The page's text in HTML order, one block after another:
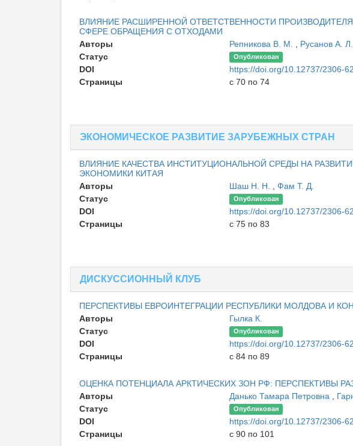
ВЛИЯНИЕ РАСШИРЕННОЙ ОТВЕТСТВЕННОСТИ
СФЕРЕ ОБРАЩЕНИЯ С ОТХОДАМИ
Авторы
Репникова В. М.
Русанов А. Л.
Статус
Опубликован
DOI
https://doi.org/10.12737/2306-
Страницы
с 70 по 74
ЭКОНОМИЧЕСКОЕ РАЗВИТИЕ ЗАРУБЕЖНЫХ СТРАН
ВЛИЯНИЕ КАЧЕСТВА ИНСТИТУЦИОНАЛЬНОЙ СРЕДЫ НА
ЭКОНОМИКИ КИТАЯ
Авторы
Шаш Н. Н.
Фам Т. Д.
Статус
Опубликован
DOI
https://doi.org/10.12737/2306-
Страницы
с 75 по 83
ДИСКУССИОННЫЙ КЛУБ
ПЕРСПЕКТИВЫ ЕВРОИНТЕГРАЦИИ РЕСПУБЛИКИ МОЛДОВА И
Авторы
Гылка К.
Статус
Опубликован
DOI
https://doi.org/10.12737/2306-
Страницы
с 84 по 89
ОЦЕНКА ПОТЕНЦИАЛА АРКТИЧЕСКИХ ЗОН РФ: ПЕРСПЕКТИВЫ
Авторы
Данько Тамара Петровна
Статус
Опубликован
DOI
https://doi.org/10.12737/2306-
Страницы
с 90 по 101